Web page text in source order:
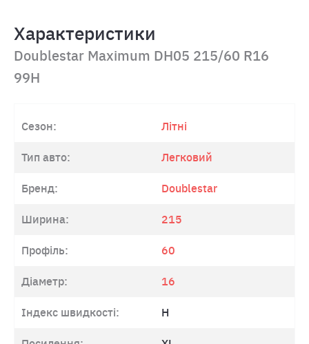
Характеристики
Doublestar Maximum DH05 215/60 R16
99H
Сезон: Літні
Тип авто: Легковий
Бренд: Doublestar
Ширина: 215
Профіль: 60
Діаметр: 16
Індекс швидкості: H